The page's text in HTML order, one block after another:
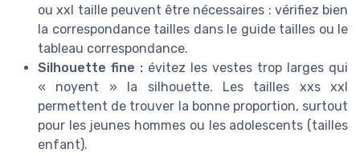
ou xxl taille peuvent être nécessaires : vérifiez bien
la correspondance tailles dans le guide tailles ou le
tableau correspondance.
Silhouette fine : évitez les vestes trop larges qui
« noyent » la silhouette. Les tailles xxs xxl
permettent de trouver la bonne proportion, surtout
pour les jeunes hommes ou les adolescents (tailles
enfant).